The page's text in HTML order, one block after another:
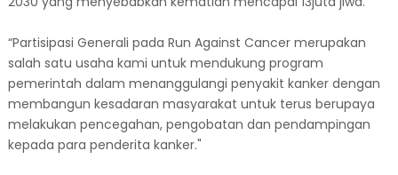
“Partisipasi Generali pada Run Against Cancer merupakan
salah satu usaha kami untuk mendukung program
pemerintah dalam menanggulangi penyakit kanker dengan
membangun kesadaran masyarakat untuk terus berupaya
melakukan pencegahan, pengobatan dan pendampingan
kepada para penderita kanker."